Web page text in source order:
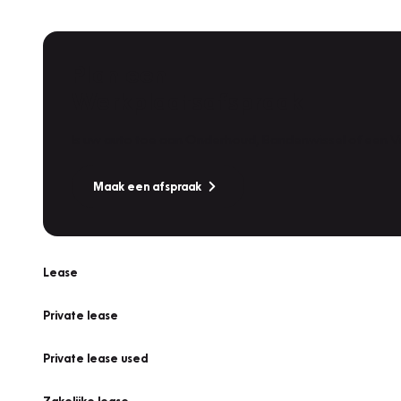
Maak een afspraak
Lease
Private lease
Private lease used